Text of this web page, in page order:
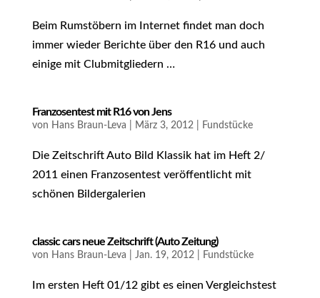
Beim Rumstöbern im Internet findet man doch
immer wieder Berichte über den R16 und auch
einige mit Clubmitgliedern …
Franzosentest mit R16 von Jens
von Hans Braun-Leva März 3, 2012| Fundstücke
Die Zeitschrift Auto Bild Klassik hat im Heft 2/
2011 einen Franzosentest veröffentlicht mit
schönen Bildergalerien
classic cars neue Zeitschrift (Auto Zeitung)
von Hans Braun-Leva Jan. 19, 2012| Fundstücke
Im ersten Heft 01/12 gibt es einen Vergleichstest